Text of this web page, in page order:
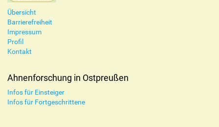
Übersicht
Barrierefreiheit
Impressum
Profil
Kontakt
Ahnenforschung in Ostpreußen
Infos für Einsteiger
Infos für Fortgeschrittene